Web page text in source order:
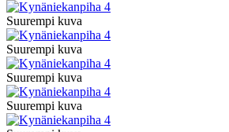
Suurempi kuva
Suurempi kuva
Suurempi kuva
Suurempi kuva